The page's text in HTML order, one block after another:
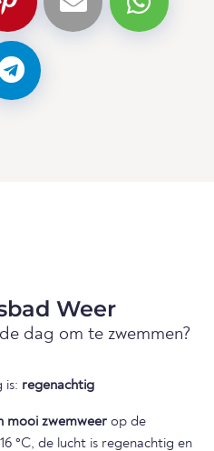
Weer
dag om te zwemmen?
is: regenachtig
mooi zwemweer op de
°C, de lucht is regenachtig en